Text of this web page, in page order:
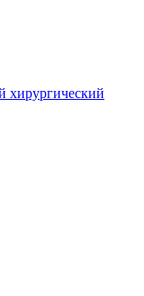
хирургический